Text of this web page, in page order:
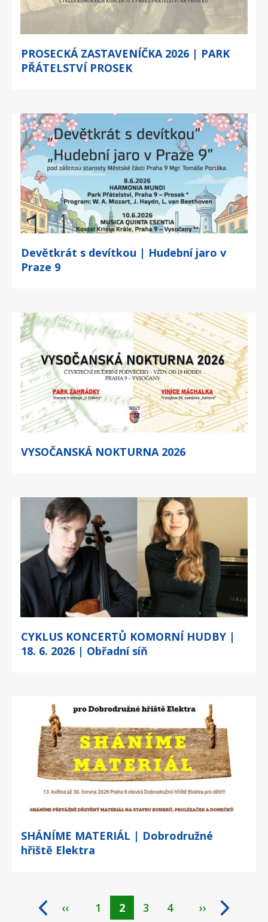
PROSECKÁ ZASTAVENÍČKA 2026 | PARK
PŘÁTELSTVÍ PROSEK
Devětkrát s devítkou | Hudební jaro v
Praze 9
VYSOČANSKÁ NOKTURNA 2026
CYKLUS KONCERTŮ KOMORNÍ HUDBY |
18. 6. 2026 | Obřadní síň
SHÁNÍME MATERIÁL | Dobrodružné
hřiště Elektra
Pagination
‹‹ Page
1
Aktuální
2 Page
3 Page
4 ››